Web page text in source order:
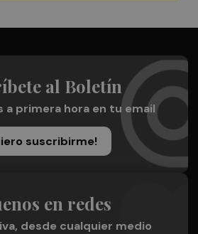
al Boletín
a primera hora en tu email
suscribirme!
en redes
desde cualquier medio